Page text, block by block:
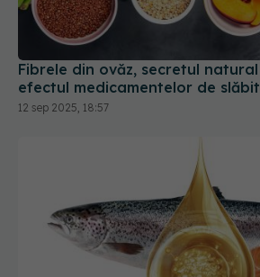
Fibrele din ovăz, secretul
efectul medicamentelor de slăbit
12 sep 2025, 18:57